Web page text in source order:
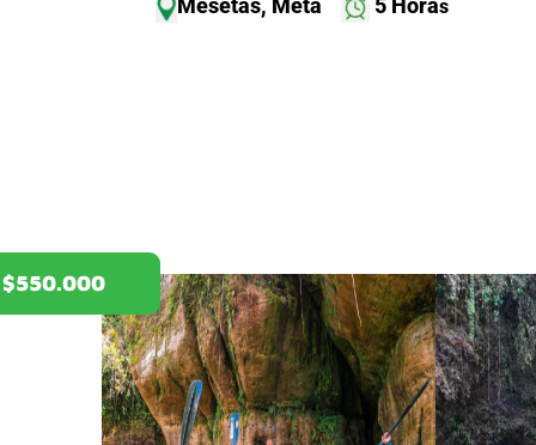
Mesetas, Meta 5 Horas
$550.000